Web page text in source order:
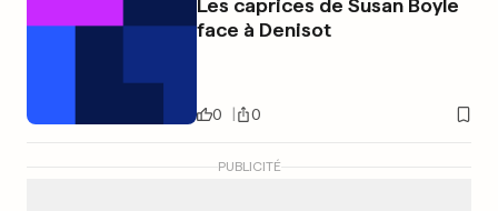
face à Denisot
0 0
PUBLICITÉ